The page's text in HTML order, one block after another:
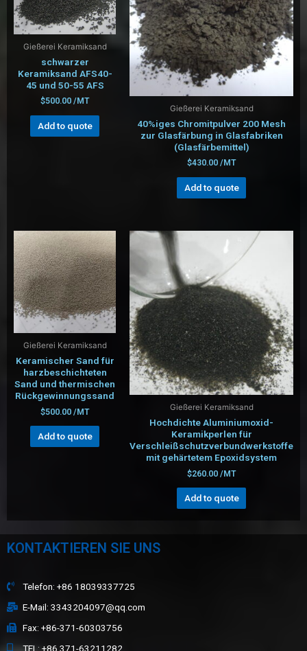
Gießerei Keramiksand
schwarzer
Keramiksand AFS40-
45 und 50-55 AFS
$500.00/MT
Add to quote
Gießerei Keramiksand
40%iges Chromitpulver 200 Mesh
zur Glasfärbung in Glasfabriken
(Glasfärbemittel)
$430.00/MT
Add to quote
Gießerei Keramiksand
Keramischer Sand für
harzbeschichteten
Sand und thermischen
Rückgewinnungssand
$500.00/MT
Add to quote
Gießerei Keramiksand
Hochdichte Aluminiumoxid-
Keramikperlen für
Verschleißschutzverbundwerkstoffe
mit gehärtetem Epoxidsystem
$260.00/MT
Add to quote
KONTAKTIEREN SIE UNS
Telefon: +86 18039337725
E-Mail: 3343204097@qq.com
Fax: +86-371-60303756
TEL: +86 371-63211282